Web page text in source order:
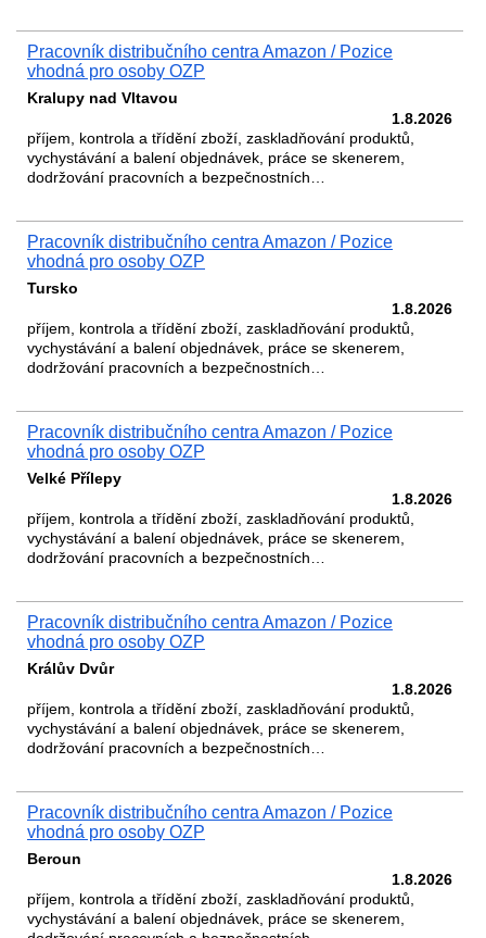
Pracovník distribučního centra Amazon / Pozice
vhodná pro osoby OZP
Kralupy nad Vltavou
1.8.2026
příjem, kontrola a třídění zboží, zaskladňování produktů,
vychystávání a balení objednávek, práce se skenerem,
dodržování pracovních a bezpečnostních…
Pracovník distribučního centra Amazon / Pozice
vhodná pro osoby OZP
Tursko
1.8.2026
příjem, kontrola a třídění zboží, zaskladňování produktů,
vychystávání a balení objednávek, práce se skenerem,
dodržování pracovních a bezpečnostních…
Pracovník distribučního centra Amazon / Pozice
vhodná pro osoby OZP
Velké Přílepy
1.8.2026
příjem, kontrola a třídění zboží, zaskladňování produktů,
vychystávání a balení objednávek, práce se skenerem,
dodržování pracovních a bezpečnostních…
Pracovník distribučního centra Amazon / Pozice
vhodná pro osoby OZP
Králův Dvůr
1.8.2026
příjem, kontrola a třídění zboží, zaskladňování produktů,
vychystávání a balení objednávek, práce se skenerem,
dodržování pracovních a bezpečnostních…
Pracovník distribučního centra Amazon / Pozice
vhodná pro osoby OZP
Beroun
1.8.2026
příjem, kontrola a třídění zboží, zaskladňování produktů,
vychystávání a balení objednávek, práce se skenerem,